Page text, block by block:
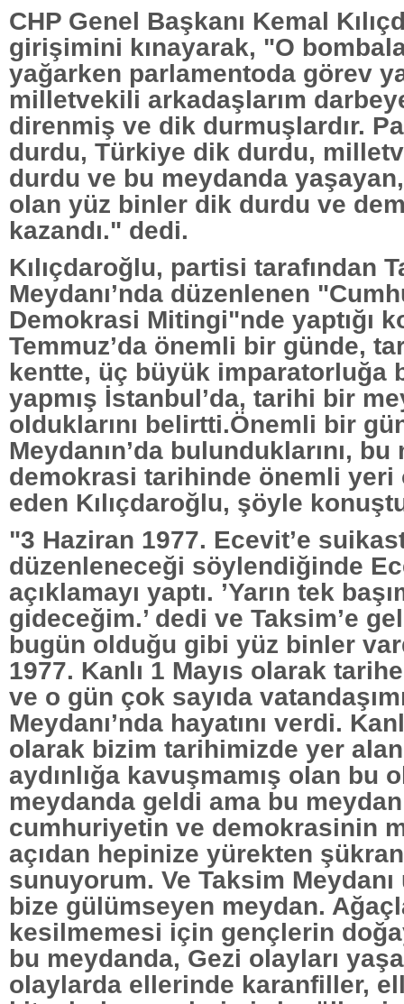
CHP Genel Başkanı Kemal
girişimini kınayarak, "O
yağarken parlamentoda görev
milletvekili arkadaşlarım
direnmiş ve dik durmuşlardır.
durdu, Türkiye dik durdu,
durdu ve bu meydanda
olan yüz binler dik durdu ve
kazandı." dedi.
Kılıçdaroğlu, partisi tarafından
Meydanı’nda düzenlenen
Demokrasi Mitingi"nde yaptığı
Temmuz’da önemli bir günde,
kentte, üç büyük imparatorluğa
yapmış İstanbul’da, tarihi bir
olduklarını belirtti.Önemli bir
Meydanın’da bulunduklarını, bu
demokrasi tarihinde önemli yeri
eden Kılıçdaroğlu, şöyle
"3 Haziran 1977. Ecevit’e
düzenleneceği söylendiğinde
açıklamayı yaptı. ’Yarın tek
gideceğim.’ dedi ve Taksim’e
bugün olduğu gibi yüz binler
1977. Kanlı 1 Mayıs olarak
ve o gün çok sayıda
Meydanı’nda hayatını verdi.
olarak bizim tarihimizde yer
aydınlığa kavuşmamış olan bu
meydanda geldi ama bu
cumhuriyetin ve demokrasinin
açıdan hepinize yürekten
sunuyorum. Ve Taksim Meydanı
bize gülümseyen meydan.
kesilmemesi için gençlerin
bu meydanda, Gezi olayları
olaylarda ellerinde karanfiller,